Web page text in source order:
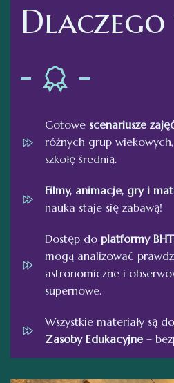
Gotowe scenariusze
różnych grup
szkołę średnią.
Filmy, animacje, gry i
nauka staje się zabawą!
Dostęp do platformy
mogą analizować
astronomiczne i
supernowe.
Wszystkie materiały są
Zasoby Edukacyjne –